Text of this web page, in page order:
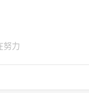
努力